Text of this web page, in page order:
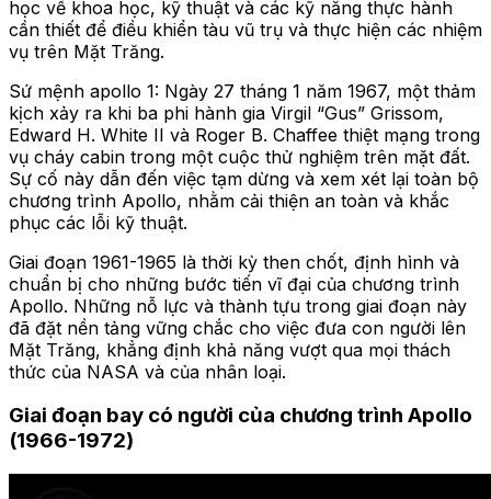
học về khoa học, kỹ thuật và các kỹ năng thực hành
cần thiết để điều khiển tàu vũ trụ và thực hiện các nhiệm
vụ trên Mặt Trăng.
Sứ mệnh apollo 1: Ngày 27 tháng 1 năm 1967, một thảm
kịch xảy ra khi ba phi hành gia Virgil “Gus” Grissom,
Edward H. White II và Roger B. Chaffee thiệt mạng trong
vụ cháy cabin trong một cuộc thử nghiệm trên mặt đất.
Sự cố này dẫn đến việc tạm dừng và xem xét lại toàn bộ
chương trình Apollo, nhằm cải thiện an toàn và khắc
phục các lỗi kỹ thuật.
Giai đoạn 1961-1965 là thời kỳ then chốt, định hình và
chuẩn bị cho những bước tiến vĩ đại của chương trình
Apollo. Những nỗ lực và thành tựu trong giai đoạn này
đã đặt nền tảng vững chắc cho việc đưa con người lên
Mặt Trăng, khẳng định khả năng vượt qua mọi thách
thức của NASA và của nhân loại.
Giai đoạn bay có người của chương trình Apollo
(1966-1972)